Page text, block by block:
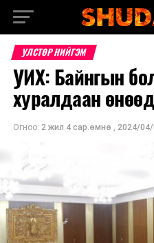
УЛСТӨР НИЙГЭМ
УИХ: Байнгын
хуралдаан
Огноо: 2 жил 4 сар.өмнө , 2024/04/